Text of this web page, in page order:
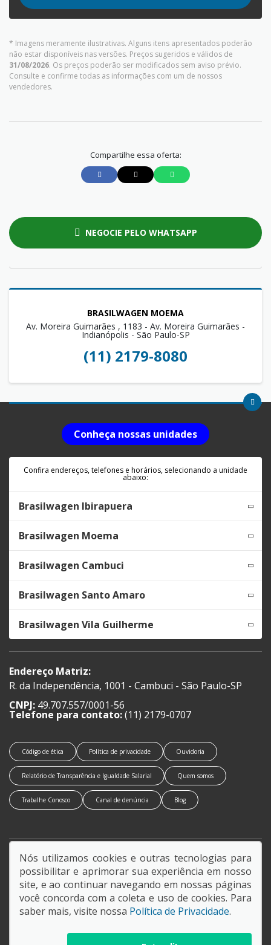
* Imagens meramente ilustrativas. Alguns itens apresentados poderão
não estar disponíveis nas versões. Preços sugeridos e válidos de
31/08/2026. Os preços poderão ser modificados sem aviso prévio.
Consulte e confirme todas as informações com um de nossos
vendedores.
Compartilhe essa oferta:
NEGOCIE PELO WHATSAPP
BRASILWAGEN MOEMA
Av. Moreira Guimarães , 1183 - Av. Moreira Guimarães -
Indianópolis - São Paulo-SP
(11) 2179-8080
Conheça nossas unidades
Confira endereços, telefones e horários, selecionando a unidade
abaixo:
Brasilwagen Ibirapuera
Brasilwagen Moema
Brasilwagen Cambuci
Brasilwagen Santo Amaro
Brasilwagen Vila Guilherme
Endereço Matriz:
R. da Independência, 1001 - Cambuci - São Paulo-SP
CNPJ: 49.707.557/0001-56
Telefone para contato:(11) 2179-0707
Código de ética Política de privacidade Ouvidoria
Relatório de Transparência e Igualdade Salarial Quem somos
Trabalhe Conosco Canal de denúncia Blog
© Copyright 2026
Política de privacidade.
SIGA-NOS:
Nós utilizamos cookies e outras tecnologias para
possibilitar e aprimorar sua experiência em nosso
site, e ao continuar navegando em nossas páginas
você concorda com a coleta e uso de cookies. Para
saber mais, visite nossa Política de Privacidade.